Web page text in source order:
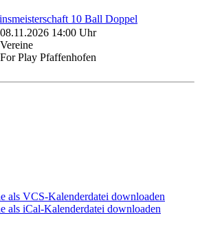
10 Ball Doppel
08.11.2026 14:00 Uhr
Vereine
For Play Pfaffenhofen
als VCS-Kalenderdatei downloaden
als iCal-Kalenderdatei downloaden